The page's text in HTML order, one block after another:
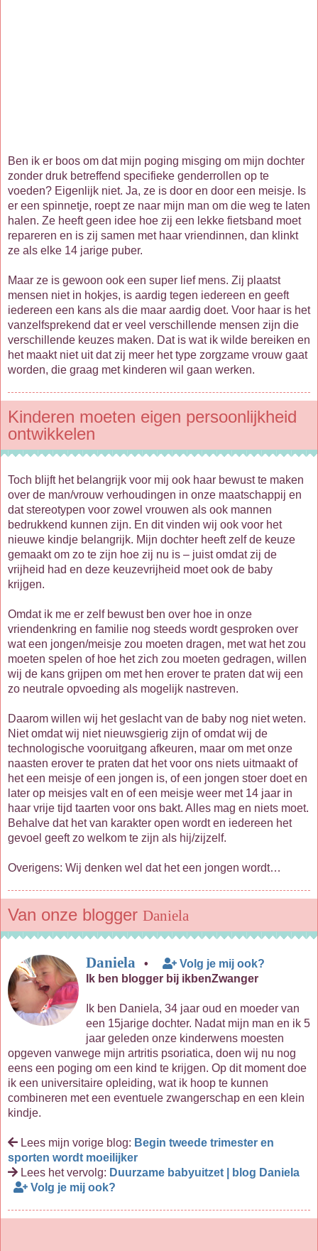
Ben ik er boos om dat mijn poging misging om mijn dochter
zonder druk betreffend specifieke genderrollen op te
voeden? Eigenlijk niet. Ja, ze is door en door een meisje. Is
er een spinnetje, roept ze naar mijn man om die weg te laten
halen. Ze heeft geen idee hoe zij een lekke fietsband moet
repareren en is zij samen met haar vriendinnen, dan klinkt
ze als elke 14 jarige puber.
Maar ze is gewoon ook een super lief mens. Zij plaatst
mensen niet in hokjes, is aardig tegen iedereen en geeft
iedereen een kans als die maar aardig doet. Voor haar is het
vanzelfsprekend dat er veel verschillende mensen zijn die
verschillende keuzes maken. Dat is wat ik wilde bereiken en
het maakt niet uit dat zij meer het type zorgzame vrouw gaat
worden, die graag met kinderen wil gaan werken.
Kinderen moeten eigen persoonlijkheid
ontwikkelen
Toch blijft het belangrijk voor mij ook haar bewust te maken
over de man/vrouw verhoudingen in onze maatschappij en
dat stereotypen voor zowel vrouwen als ook mannen
bedrukkend kunnen zijn. En dit vinden wij ook voor het
nieuwe kindje belangrijk. Mijn dochter heeft zelf de keuze
gemaakt om zo te zijn hoe zij nu is – juist omdat zij de
vrijheid had en deze keuzevrijheid moet ook de baby
krijgen.
Omdat ik me er zelf bewust ben over hoe in onze
vriendenkring en familie nog steeds wordt gesproken over
wat een jongen/meisje zou moeten dragen, met wat het zou
moeten spelen of hoe het zich zou moeten gedragen, willen
wij de kans grijpen om met hen erover te praten dat wij een
zo neutrale opvoeding als mogelijk nastreven.
Daarom willen wij het geslacht van de baby nog niet weten.
Niet omdat wij niet nieuwsgierig zijn of omdat wij de
technologische vooruitgang afkeuren, maar om met onze
naasten erover te praten dat het voor ons niets uitmaakt of
het een meisje of een jongen is, of een jongen stoer doet en
later op meisjes valt en of een meisje weer met 14 jaar in
haar vrije tijd taarten voor ons bakt. Alles mag en niets moet.
Behalve dat het van karakter open wordt en iedereen het
gevoel geeft zo welkom te zijn als hij/zijzelf.
Overigens: Wij denken wel dat het een jongen wordt…
Van onze blogger Daniela
Daniela •
Volg je mij ook?
Ik ben blogger bij ikbenZwanger
Ik ben Daniela, 34 jaar oud en moeder van
een 15jarige dochter. Nadat mijn man en ik 5
jaar geleden onze kinderwens moesten
opgeven vanwege mijn artritis psoriatica, doen wij nu nog
eens een poging om een kind te krijgen. Op dit moment doe
ik een universitaire opleiding, wat ik hoop te kunnen
combineren met een eventuele zwangerschap en een klein
kindje.
Lees mijn vorige blog: Begin tweede trimester en
sporten wordt moeilijker
Lees het vervolg: Duurzame babyuitzet | blog Daniela
Volg je mij ook?